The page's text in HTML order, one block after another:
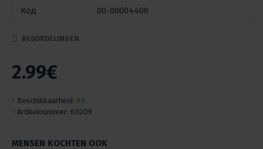
Код 00-00004408
BEOORDELINGEN
Beschikbaarheid: 89
Artikelnummer: 60209
2.99€
MENSEN KOCHTEN OOK